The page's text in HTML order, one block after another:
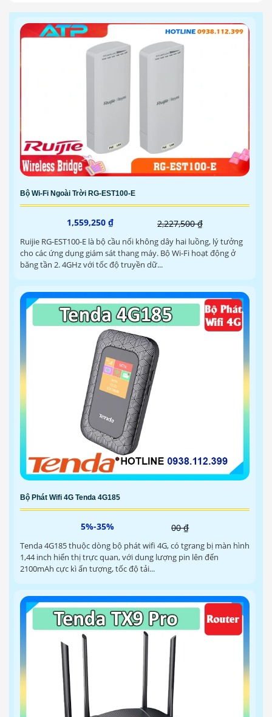
Bộ Wi-Fi Ngoài Trời RG-EST100-E
1,559,250 ₫ 2,227,500 ₫
Ruijie RG-EST100-E là bộ cầu nối không dây hai luồng, lý tưởng
cho các ứng dụng giám sát thang máy. Bộ Wi-Fi hoạt động ở
băng tần 2. 4GHz với tốc độ truyền dữ...
Bộ Phát Wifi 4G Tenda 4G185
5%-35% 00 ₫
Tenda 4G185 thuộc dòng bộ phát wifi 4G, có tgrang bị màn hình
1,44 inch hiển thị trực quan, với dung lượng pin lên đến
2100mAh cực kì ấn tượng, tốc độ tải...